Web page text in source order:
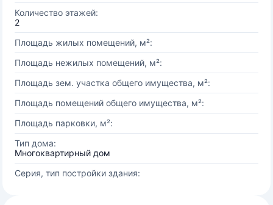
Количество этажей:
2
Площадь жилых помещений, м²:
Площадь нежилых помещений, м²:
Площадь зем. участка общего имущества, м²:
Площадь помещений общего имущества, м²:
Площадь парковки, м²:
Тип дома:
Многоквартирный дом
Серия, тип постройки здания: